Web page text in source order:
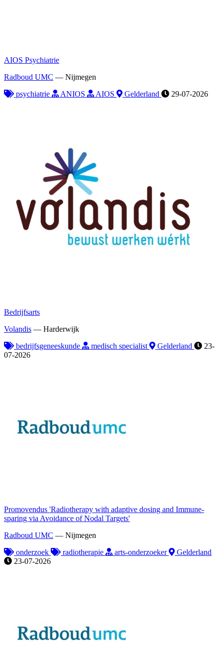
AIOS Psychiatrie
Radboud UMC — Nijmegen
psychiatrie
ANIOS AIOS Gelderland 29-07-2026
Bedrijfsarts
Volandis — Harderwijk
bedrijfsgeneeskunde
medisch specialist Gelderland
23-
07-2026
Promovendus 'Radiotherapy with adaptive dosing and Immune-
sparing via Avoidance of Nodal Targets'
Radboud UMC — Nijmegen
onderzoek
radiotherapie arts-onderzoeker
Gelderland
23-07-2026